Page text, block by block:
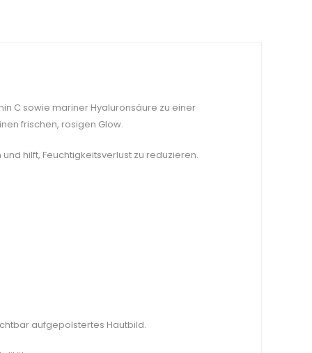
C sowie mariner Hyaluronsäure zu einer
frischen, rosigen Glow.
hilft, Feuchtigkeitsverlust zu reduzieren.
aufgepolstertes Hautbild.